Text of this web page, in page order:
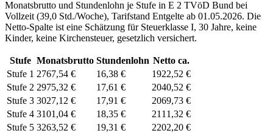
Monatsbrutto und Stundenlohn je Stufe in E 2 TVöD Bund bei
Vollzeit (39,0 Std./Woche), Tarifstand Entgelte ab 01.05.2026. Die
Netto-Spalte ist eine Schätzung für Steuerklasse I, 30 Jahre, keine
Kinder, keine Kirchensteuer, gesetzlich versichert.
Stufe Monatsbrutto Stundenlohn Netto ca.
Stufe 1 2767,54 € 16,38 €
1922,52 €
Stufe 2 2975,32 € 17,61 €
2040,52 €
Stufe 3 3027,12 € 17,91 €
2069,73 €
Stufe 4 3101,04 € 18,35 €
2111,32 €
Stufe 5 3263,52 € 19,31 €
2202,20 €